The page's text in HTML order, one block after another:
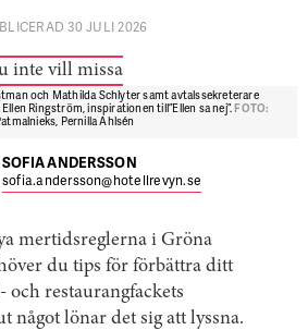
30 JULI 2026
och Mathilda Schlyter samt avtalssekreterare
Ringström, inspirationen till ”Ellen sa nej”.FOTO:
Pernilla Ahlsén
SOFIA ANDERSSON
sofia.andersson@hotellrevyn.se
mertidsreglerna i Gröna
du tips för förbättra ditt
och restaurangfackets
något lönar det sig att lyssna.